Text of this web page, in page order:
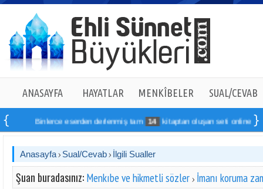
ANASAYFA HAYATLAR MENKÎBELER SUAL/CEVAB
Binlerce eserden derlenmiş tam 14 kitaptan oluşan seti online
Anasayfa Sual/Cevab İlgili Sualler
Şuan buradasınız: Menkıbe ve hikmetli sözler İmanı koruma